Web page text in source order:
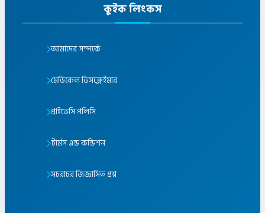
কুইক লিংকস
আমাদের সম্পর্কে
মেডিকেল ডিসক্লেইমার
প্রাইভেসি পলিসি
টার্মস এন্ড কন্ডিশন
সচরাচর জিজ্ঞাসিত প্রশ্ন